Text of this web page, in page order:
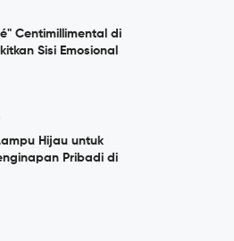
Centimillimental di
Sisi Emosional
Hijau untuk
Pribadi di